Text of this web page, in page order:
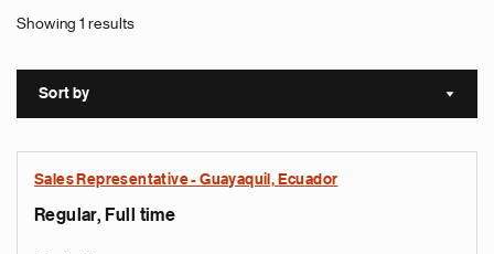
Showing 1 results
Sort by Sort
Sales Representative - Guayaquil, Ecuador
Regular, Full time